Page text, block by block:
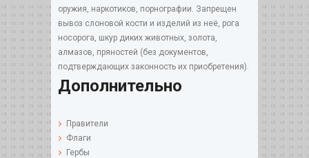
оружия, наркотиков, порнографии. Запрещен
вывоз слоновой кости и изделий из неё, рога
носорога, шкур диких животных, золота,
алмазов, пряностей (без документов,
подтверждающих законность их приобретения).
Дополнительно
Правители
Флаги
Гербы